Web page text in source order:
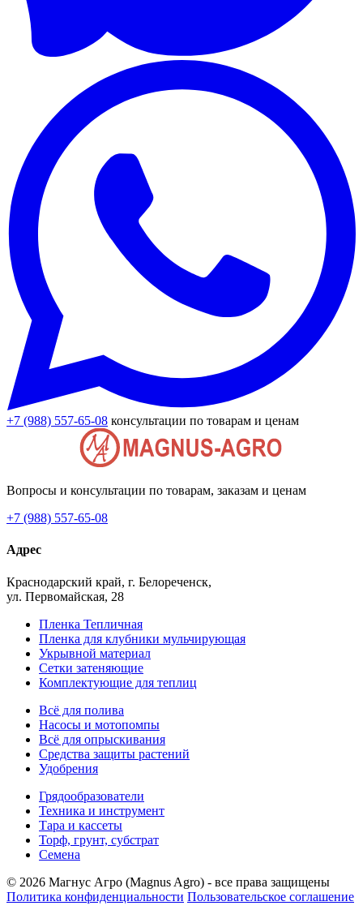
+7 (988) 557-65-08 консультации по товарам и ценам
Вопросы и консультации по товарам, заказам и ценам
+7 (988) 557-65-08
Адрес
Краснодарский край, г. Белореченск,
ул. Первомайская, 28
Пленка Тепличная
Пленка для клубники мульчирующая
Укрывной материал
Сетки затеняющие
Комплектующие для теплиц
Всё для полива
Насосы и мотопомпы
Всё для опрыскивания
Средства защиты растений
Удобрения
Грядообразователи
Техника и инструмент
Тара и кассеты
Торф, грунт, субстрат
Семена
© 2026 Магнус Агро (Magnus Agro) - все права защищены
Политика конфиденциальности Пользовательское соглашение